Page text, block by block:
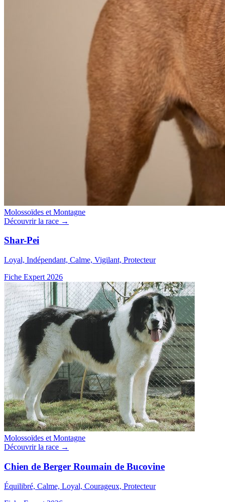
Molossoïdes et Montagne
Découvrir la race →
Shar-Pei
Loyal, Indépendant, Calme, Vigilant, Protecteur
Fiche Expert 2026
Molossoïdes et Montagne
Découvrir la race →
Chien de Berger Roumain de Bucovine
Équilibré, Calme, Loyal, Courageux, Protecteur